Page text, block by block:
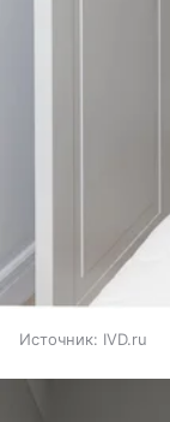
Источник: IVD.ru